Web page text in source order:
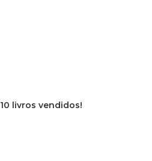
10 livros vendidos!